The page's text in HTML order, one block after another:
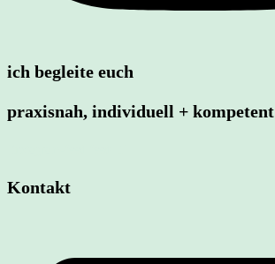
ich begleite euch
praxisnah, individuell + kompetent
Kontakt